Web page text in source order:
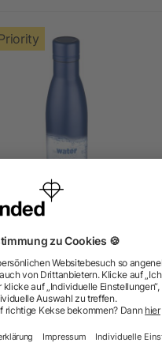
Isolierflasche